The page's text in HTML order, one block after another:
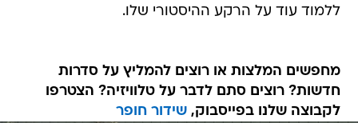
ללמוד עוד על הרקע ההיסטורי שלו.
מחפשים המלצות או רוצים להמליץ על סדרות
חדשות? רוצים סתם לדבר על טלוויזיה? הצטרפו
לקבוצה שלנו בפייסבוק, שידור חופר